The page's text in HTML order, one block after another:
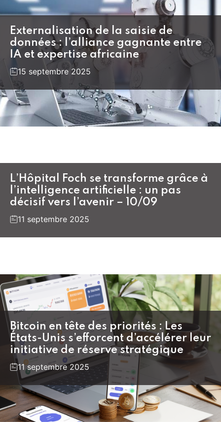
Externalisation de la saisie de
données : l’alliance gagnante entre
IA et expertise africaine
15 septembre 2025
L’Hôpital Foch se transforme grâce à
l’intelligence artificielle : un pas
décisif vers l’avenir – 10/09
11 septembre 2025
Bitcoin en tête des priorités : Les
États-Unis s’efforcent d’accélérer leur
initiative de réserve stratégique
11 septembre 2025